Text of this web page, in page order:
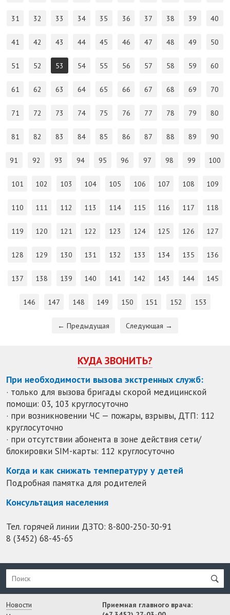
31 32 33 34 35 36 37 38 39 40
41 42 43 44 45 46 47 48 49 50
51 52 53 54 55 56 57 58 59 60
61 62 63 64 65 66 67 68 69 70
71 72 73 74 75 76 77 78 79 80
81 82 83 84 85 86 87 88 89 90
91 92 93 94 95 96 97 98 99 100
101 102 103 104 105 106 107 108 109
110 111 112 113 114 115 116 117 118
119 120 121 122 123 124 125 126 127
128 129 130 131 132 133 134 135 136
137 138 139 140 141 142 143 144 145
146 147 148 149 150 151 152 153
← Предыдущая Следующая →
КУДА ЗВОНИТЬ?
При необходимости вызова экстренных служб:
· только для вызова бригады скорой медицинской
помощи: 03, 103 круглосуточно
· при возникновении ЧС — пожары, взрывы, ДТП: 112
круглосуточно
· при отсутствии абонента в зоне действия сети/
блокировки SIM-карты: 112 круглосуточно
Когда и как снижать температуру у детей
Подробная памятка для родителей
Консультация населения
Тел. горячей линии ДЗТО: 8-800-250-30-91
8 (3452) 68-45-65
Новости
Приемная главного врача: